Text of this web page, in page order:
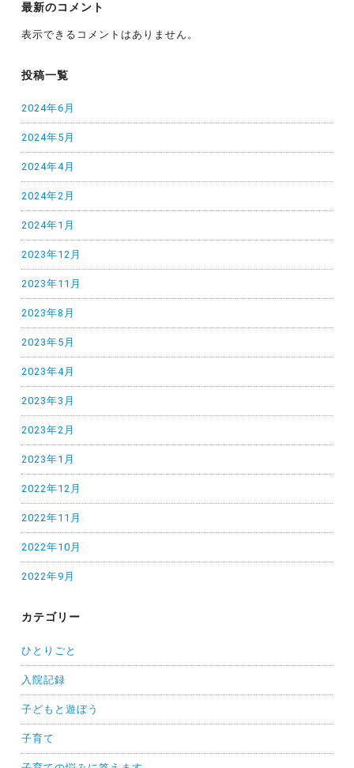
最新のコメント
表示できるコメントはありません。
投稿一覧
2024年6月
2024年5月
2024年4月
2024年2月
2024年1月
2023年12月
2023年11月
2023年8月
2023年5月
2023年4月
2023年3月
2023年2月
2023年1月
2022年12月
2022年11月
2022年10月
2022年9月
カテゴリー
ひとりごと
入院記録
子どもと遊ぼう
子育て